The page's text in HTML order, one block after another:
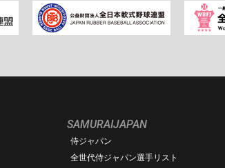
SAMURAIJAPAN
侍ジャパン
全世代侍ジャパン選手リスト